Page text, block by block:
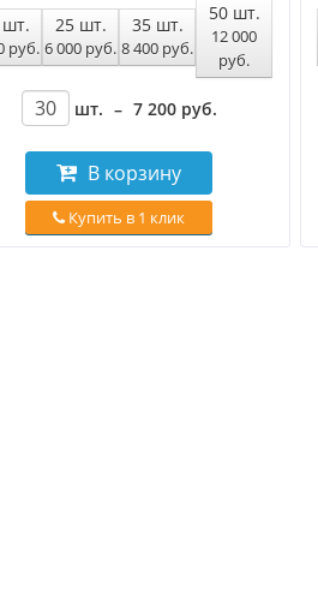
руб.
25шт.
6 000 руб.
35шт.
8 400 руб.
50шт.
12 000
руб.
шт. – 7 200 руб.
В корзину
Купить в 1 клик